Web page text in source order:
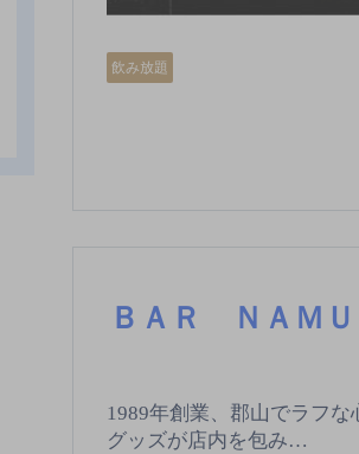
飲み放題
ＢＡＲ ＮＡＭＵ
1989年創業、郡山でラフ
グッズが店内を包み…